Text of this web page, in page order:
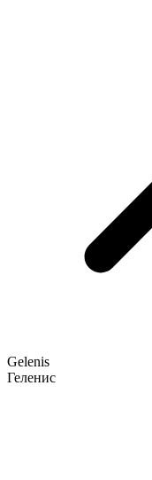
Gelenis
Геленис